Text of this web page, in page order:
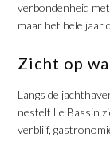
verbondenheid
maar het hele jaar
​Zicht op
Langs de
nestelt Le Bassin
verblijf,